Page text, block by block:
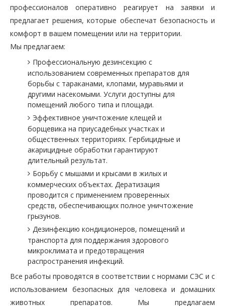
профессионалов оперативно реагирует на заявки и
предлагает решения, которые обеспечат безопасность и
комфорт в вашем помещении или на территории.
Мы предлагаем:
Профессиональную дезинсекцию с
использованием современных препаратов для
борьбы с тараканами, клопами, муравьями и
другими насекомыми. Услуги доступны для
помещений любого типа и площади.
Эффективное уничтожение клещей и
борщевика на приусадебных участках и
общественных территориях. Гербицидные и
акарицидные обработки гарантируют
длительный результат.
Борьбу с мышами и крысами в жилых и
коммерческих объектах. Дератизация
проводится с применением проверенных
средств, обеспечивающих полное уничтожение
грызунов.
Дезинфекцию кондиционеров, помещений и
транспорта для поддержания здорового
микроклимата и предотвращения
распространения инфекций.
Все работы проводятся в соответствии с нормами СЭС и с
использованием безопасных для человека и домашних
животных препаратов. Мы предлагаем